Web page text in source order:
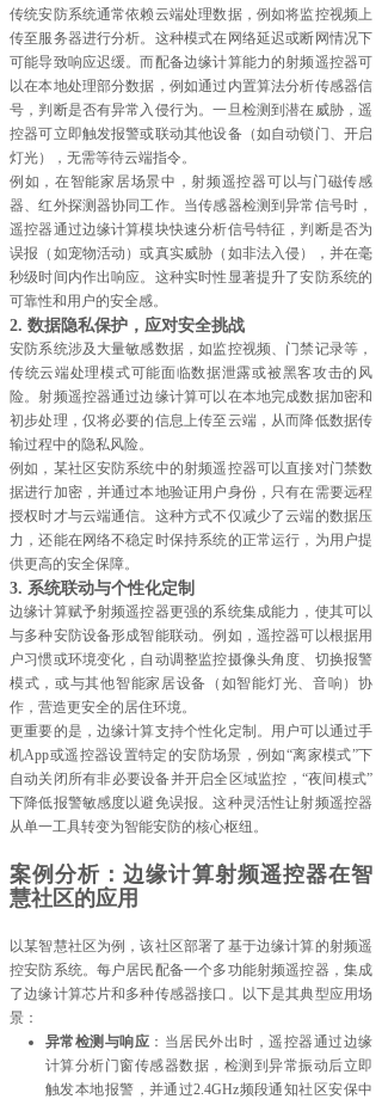
传统安防系统通常依赖云端处理数据，例如将监控视频上
传至服务器进行分析。这种模式在网络延迟或断网情况下
可能导致响应迟缓。而配备边缘计算能力的射频遥控器可
以在本地处理部分数据，例如通过内置算法分析传感器信
号，判断是否有异常入侵行为。一旦检测到潜在威胁，遥
控器可立即触发报警或联动其他设备（如自动锁门、开启
灯光），无需等待云端指令。
例如，在智能家居场景中，射频遥控器可以与门磁传感
器、红外探测器协同工作。当传感器检测到异常信号时，
遥控器通过边缘计算模块快速分析信号特征，判断是否为
误报（如宠物活动）或真实威胁（如非法入侵），并在毫
秒级时间内作出响应。这种实时性显著提升了安防系统的
可靠性和用户的安全感。
2. 数据隐私保护，应对安全挑战
安防系统涉及大量敏感数据，如监控视频、门禁记录等，
传统云端处理模式可能面临数据泄露或被黑客攻击的风
险。射频遥控器通过边缘计算可以在本地完成数据加密和
初步处理，仅将必要的信息上传至云端，从而降低数据传
输过程中的隐私风险。
例如，某社区安防系统中的射频遥控器可以直接对门禁数
据进行加密，并通过本地验证用户身份，只有在需要远程
授权时才与云端通信。这种方式不仅减少了云端的数据压
力，还能在网络不稳定时保持系统的正常运行，为用户提
供更高的安全保障。
3. 系统联动与个性化定制
边缘计算赋予射频遥控器更强的系统集成能力，使其可以
与多种安防设备形成智能联动。例如，遥控器可以根据用
户习惯或环境变化，自动调整监控摄像头角度、切换报警
模式，或与其他智能家居设备（如智能灯光、音响）协
作，营造更安全的居住环境。
更重要的是，边缘计算支持个性化定制。用户可以通过手
机App或遥控器设置特定的安防场景，例如“离家模式”下
自动关闭所有非必要设备并开启全区域监控，“夜间模式”
下降低报警敏感度以避免误报。这种灵活性让射频遥控器
从单一工具转变为智能安防的核心枢纽。
案例分析：边缘计算射频遥控器在智
慧社区的应用
以某智慧社区为例，该社区部署了基于边缘计算的射频遥
控安防系统。每户居民配备一个多功能射频遥控器，集成
了边缘计算芯片和多种传感器接口。以下是其典型应用场
景：
异常检测与响应 ：当居民外出时，遥控器通过边缘
计算分析门窗传感器数据，检测到异常振动后立即
触发本地报警，并通过2.4GHz频段通知社区安保中